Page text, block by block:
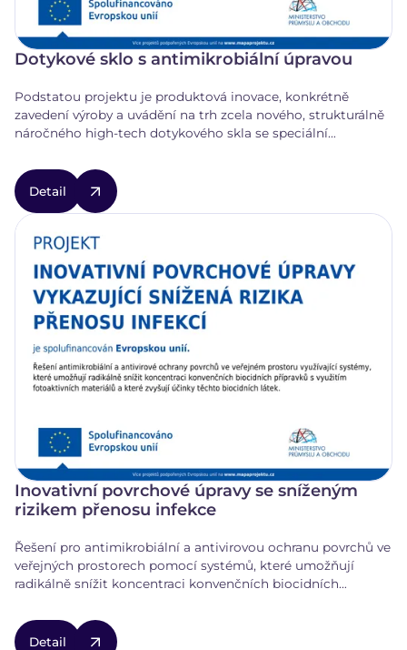
Dotykové sklo s antimikrobiální úpravou
Podstatou projektu je produktová inovace, konkrétně
zavedení výroby a uvádění na trh zcela nového, strukturálně
náročného high-tech dotykového skla se speciální
základě vlastního výzkumu a vývoje žadatele.
Detail
Inovativní povrchové úpravy se sníženým
rizikem přenosu infekce
Řešení pro antimikrobiální a antivirovou ochranu povrchů ve
veřejných prostorech pomocí systémů, které umožňují
radikálně snížit koncentraci konvenčních biocidních
účinky těchto biocidních látek.
Detail